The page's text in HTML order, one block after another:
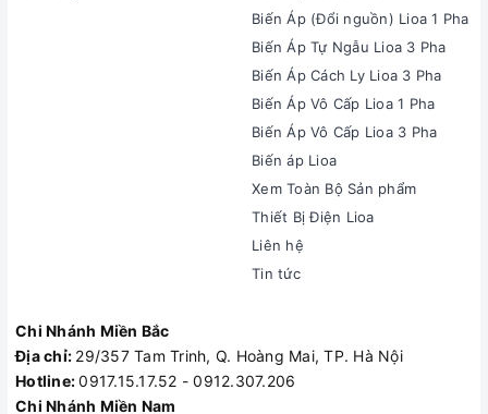
Biến Áp (Đổi nguồn) Lioa 1 Pha
Biến Áp Tự Ngẫu Lioa 3 Pha
Biến Áp Cách Ly Lioa 3 Pha
Biến Áp Vô Cấp Lioa 1 Pha
Biến Áp Vô Cấp Lioa 3 Pha
Biến áp Lioa
Xem Toàn Bộ Sản phẩm
Thiết Bị Điện Lioa
Liên hệ
Tin tức
Chi Nhánh Miền Bắc
Địa chỉ: 29/357 Tam Trinh, Q. Hoàng Mai, TP. Hà Nội
Hotline:0917.15.17.52 - 0912.307.206
Chi Nhánh Miền Nam